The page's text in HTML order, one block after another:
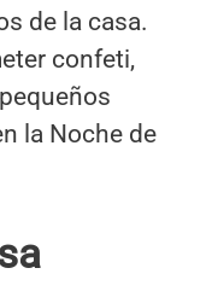
de la casa.
confeti,
la Noche de